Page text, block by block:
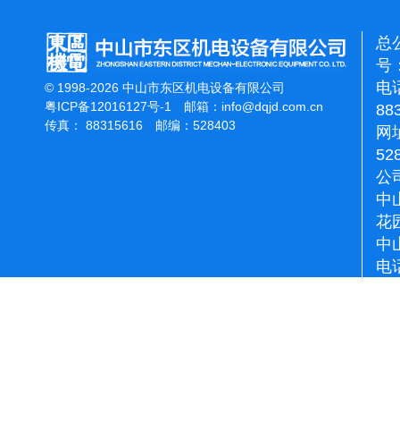
© 1998-2026 中山市东区机电设备有限公司
粤ICP备12016127号-1
邮箱： info@dqjd.com.cn
传真： 88315616 邮编：528403
总
号
电
网
公
中
花
中
电